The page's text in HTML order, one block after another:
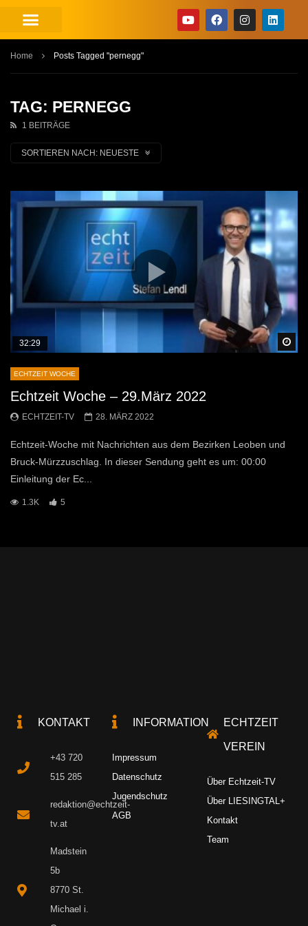
Home Posts Tagged "pernegg"
TAG: PERNEGG
1 BEITRÄGE
SORTIEREN NACH: NEUESTE
32:29
ECHTZEIT WOCHE
Echtzeit Woche – 29.März 2022
ECHTZEIT-TV 28. MÄRZ 2022
Echtzeit-Woche mit Nachrichten aus dem Bezirken Leoben und
Bruck-Mürzzuschlag. In dieser Sendung geht es um: 00:00
Einleitung der Ec...
1.3K 5
KONTAKT
+43 720
515 285
redaktion@echtzeit-
tv.at
Madstein
5b
8770 St.
Michael i.
INFORMATION
Impressum
Datenschutz
Jugendschutz
AGB
ECHTZEIT
VEREIN
Über Echtzeit-TV
Über LIESINGTAL+
Kontakt
Team